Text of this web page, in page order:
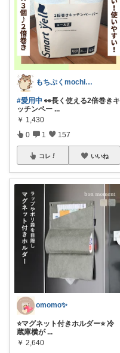
もちぷくmochipuku☘️5日感謝
#愛用中 👀長く使える2倍巻きキ
ッチンペー ...
￥ 1,430
0 1 157
コレ いいね
omomo✨
⭐️マグネット付きホルダー⭐️ 冷
蔵庫横が ...
￥ 2,640